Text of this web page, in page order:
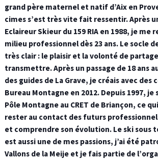
grand père maternel et natif d’Aix en
cimes s’est très vite fait ressentir. Après
Eclaireur Skieur du 159 RIA en 1988, je me
milieu professionnel dès 23 ans. Le socle
très clair : le plaisir et la volonté de
transmettre. Après un passage de 18 ans
des guides de La Grave, je créais avec des
Bureau Montagne en 2012. Depuis 1997,
Pôle Montagne au CRET de Briançon, ce
rester au contact des futurs
et comprendre son évolution. Le ski sous
est aussi une de mes passions, j’ai été
Vallons de la Meije et je fais partie de